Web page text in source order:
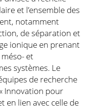
et l’ensemble des
notamment
de séparation et
ionique en prenant
et
systèmes. Le
de recherche
Innovation pour
en lien avec celle de